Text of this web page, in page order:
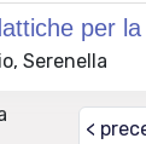
per
Serenella
<